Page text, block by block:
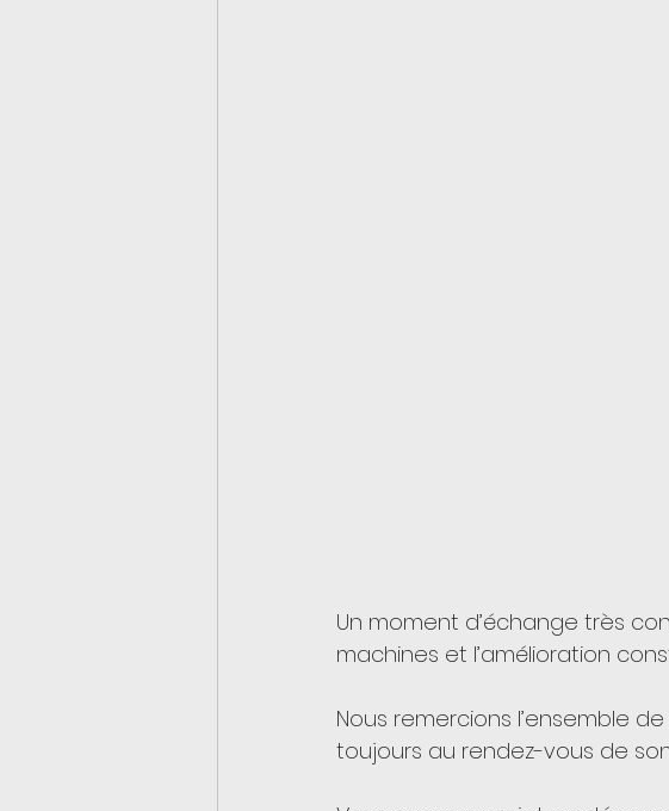
Un moment d’échange très
machines et l’amélioration
Nous remercions l’ensemble
toujours au rendez-vous de